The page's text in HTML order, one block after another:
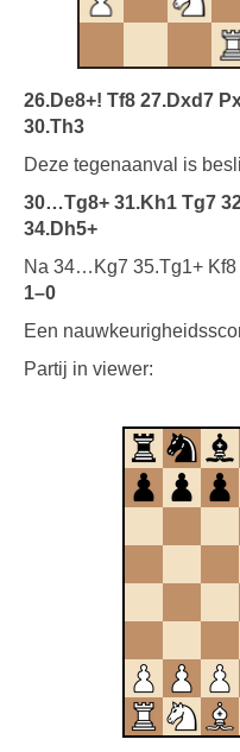
26.De8+! Tf8 27.Dxd7
30.Th3
Deze tegenaanval is
30…Tg8+ 31.Kh1 Tg7
34.Dh5+
Na 34…Kg7 35.Tg1+ Kf8
1–0
Een
Partij in viewer: